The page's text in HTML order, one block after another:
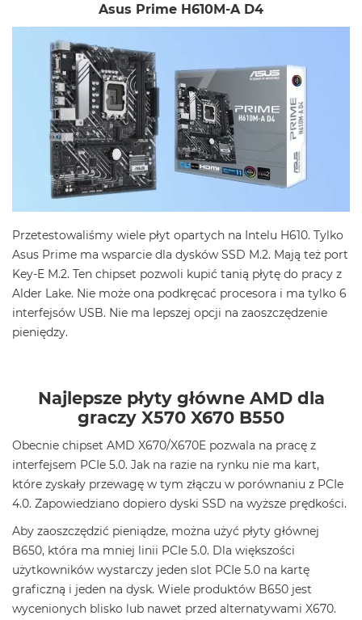
Asus Prime H610M-A D4
Przetestowaliśmy wiele płyt opartych na Intelu H610. Tylko
Asus Prime ma wsparcie dla dysków SSD M.2. Mają też port
Key-E M.2. Ten chipset pozwoli kupić tanią płytę do pracy z
Alder Lake. Nie może ona podkręcać procesora i ma tylko 6
interfejsów USB. Nie ma lepszej opcji na zaoszczędzenie
pieniędzy.
Najlepsze płyty główne AMD dla
graczy X570 X670 B550
Obecnie chipset AMD X670/X670E pozwala na pracę z
interfejsem PCIe 5.0. Jak na razie na rynku nie ma kart,
które zyskały przewagę w tym złączu w porównaniu z PCIe
4.0. Zapowiedziano dopiero dyski SSD na wyższe prędkości.
Aby zaoszczędzić pieniądze, można użyć płyty głównej
B650, która ma mniej linii PCIe 5.0. Dla większości
użytkowników wystarczy jeden slot PCIe 5.0 na kartę
graficzną i jeden na dysk. Wiele produktów B650 jest
wycenionych blisko lub nawet przed alternatywami X670.